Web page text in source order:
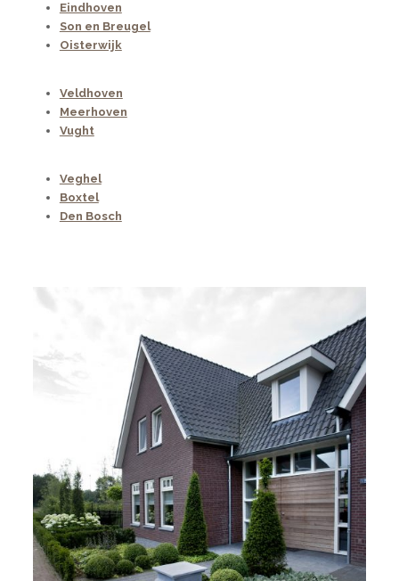
Eindhoven
Son en Breugel
Oisterwijk
Veldhoven
Meerhoven
Vught
Veghel
Boxtel
Den Bosch